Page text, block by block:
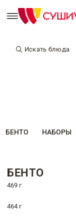
Искать блюда
БЕНТО НАБОРЫ
БЕНТО
469 г
464 г